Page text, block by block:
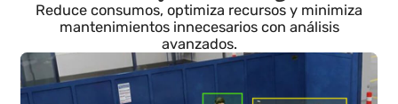
Eficiencia y Ahorro Energético